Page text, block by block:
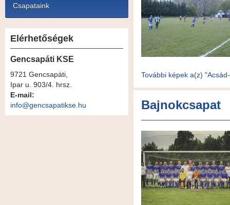
Csapataink
Elérhetőségek
Gencsapáti KSE
9721 Gencsapáti,
Ipar u. 903/4. hrsz.
E-mail:
info@gencsapatikse.hu
További képek a(z)
Bajnokcsapat